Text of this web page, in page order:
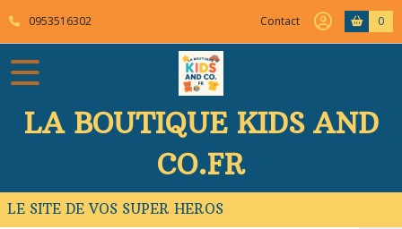
0953516302 Contact 0
LA BOUTIQUE KIDS AND
CO.FR
LE SITE DE VOS SUPER HEROS